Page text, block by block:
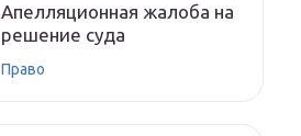
Апелляционная жалоба на
решение суда
Право